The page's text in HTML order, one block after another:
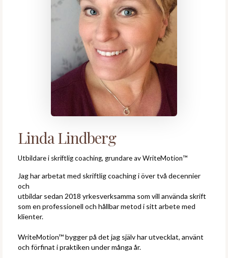
Linda Lindberg
Utbildare i skriftlig coaching, grundare av WriteMotion™
Jag har arbetat med skriftlig coaching i över två decennier
och
utbildar sedan 2018 yrkesverksamma som vill använda skrift
som en professionell och hållbar metod i sitt arbete med
klienter.
WriteMotion™ bygger på det jag själv har utvecklat, använt
och förfinat i praktiken under många år.